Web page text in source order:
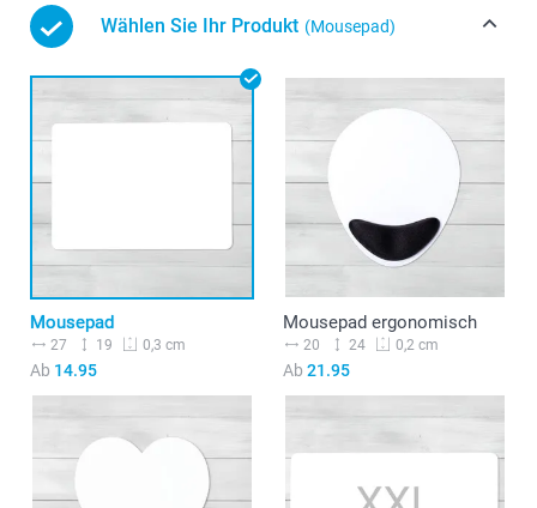
Wählen Sie Ihr Produkt (Mousepad)
Mousepad
27 19 0,3 cm
Ab 14.95
Mousepad ergonomisch
20 24 0,2 cm
Ab 21.95